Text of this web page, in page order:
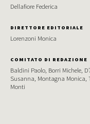
Dellafiore Federica
DIRETTORE EDITORIALE
Lorenzoni Monica
COMITATO DI REDAZIONE
Baldini Paolo, Borri Michele,
Susanna, Montagna
Monti